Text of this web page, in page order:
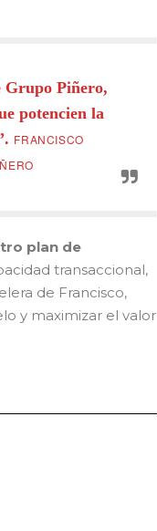
Grupo Piñero,
potencien la
FRANCISCO
plan de
transaccional,
de Francisco,
y maximizar el valor